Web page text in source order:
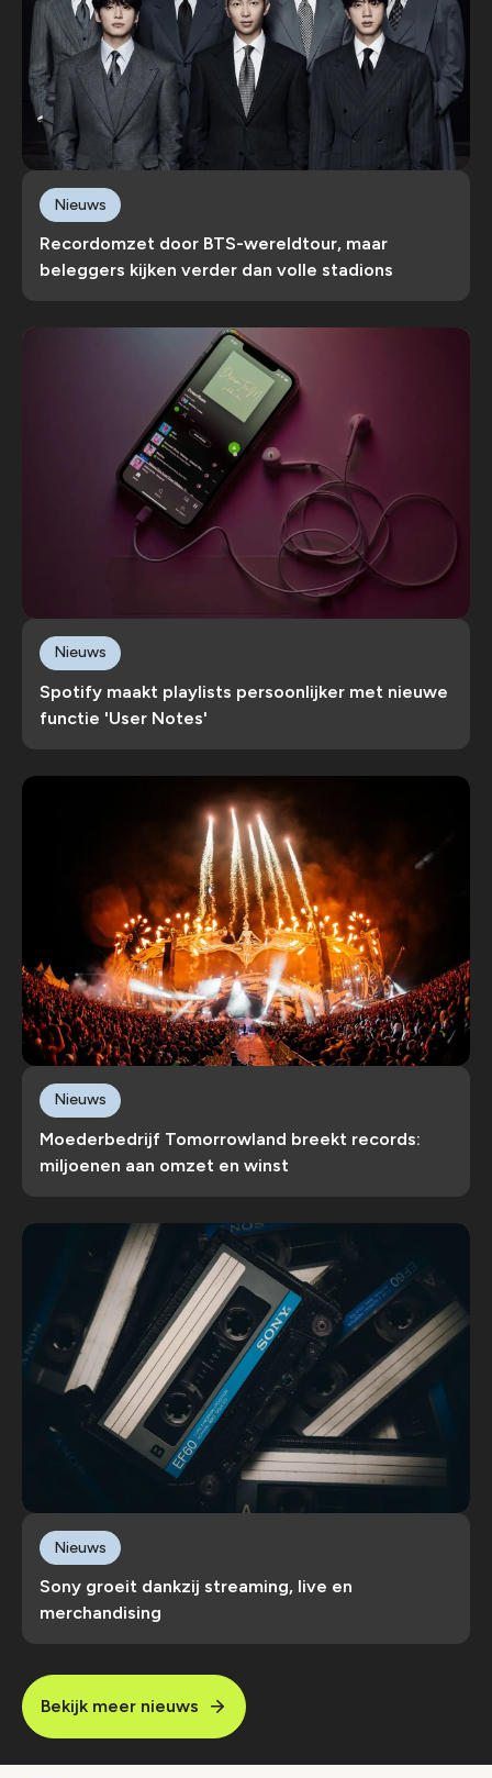
Recordomzet door BTS-wereldtour, maar
beleggers kijken verder dan volle stadions
Nieuws
Spotify maakt playlists persoonlijker met nieuwe
functie 'User Notes'
Nieuws
Moederbedrijf Tomorrowland breekt records:
miljoenen aan omzet en winst
Nieuws
Sony groeit dankzij streaming, live en
merchandising
Nieuws
Bekijk meer nieuws